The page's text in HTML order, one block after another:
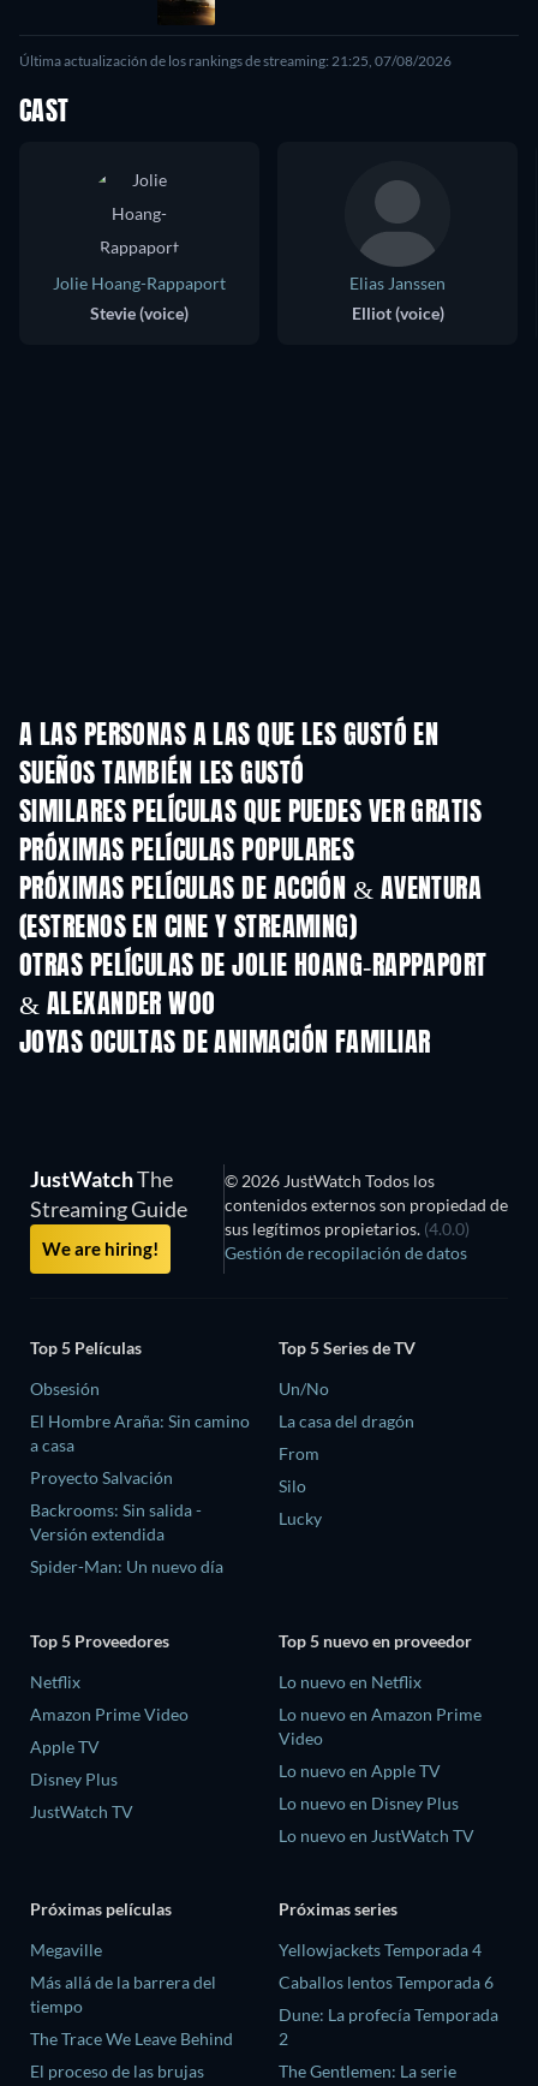
Última actualización de los rankings de streaming: 21:25, 07/08/2026
CAST
Jolie Hoang-Rappaport
Stevie (voice)
Elias Janssen
Elliot (voice)
A LAS PERSONAS A LAS QUE LES GUSTÓ EN
SUEÑOS TAMBIÉN LES GUSTÓ
SIMILARES PELÍCULAS QUE PUEDES VER GRATIS
PRÓXIMAS PELÍCULAS POPULARES
PRÓXIMAS PELÍCULAS DE ACCIÓN & AVENTURA
(ESTRENOS EN CINE Y STREAMING)
OTRAS PELÍCULAS DE JOLIE HOANG-RAPPAPORT
& ALEXANDER WOO
JOYAS OCULTAS DE ANIMACIÓN FAMILIAR
TV
JustWatchThe
Streaming Guide
We are hiring!
© 2026 JustWatch Todos los
contenidos externos son propiedad de
sus legítimos propietarios. (4.0.0)
Gestión de recopilación de datos
Top 5 Películas
Obsesión
El Hombre Araña: Sin camino
a casa
Proyecto Salvación
Backrooms: Sin salida -
Versión extendida
Spider-Man: Un nuevo día
Top 5 Series de TV
Un/No
La casa del dragón
From
Silo
Lucky
Top 5 Proveedores
Netflix
Amazon Prime Video
Apple TV
Disney Plus
JustWatch TV
Top 5 nuevo en proveedor
Lo nuevo en Netflix
Lo nuevo en Amazon Prime
Video
Lo nuevo en Apple TV
Lo nuevo en Disney Plus
Lo nuevo en JustWatch TV
Próximas películas
Megaville
Más allá de la barrera del
tiempo
The Trace We Leave Behind
El proceso de las brujas
Próximas series
Yellowjackets Temporada 4
Caballos lentos Temporada 6
Dune: La profecía Temporada
2
The Gentlemen: La serie